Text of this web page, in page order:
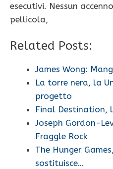
esecutivi. Nessun
pellicola,
Related Posts:
James Wong:
La torre nera, la
progetto
Final Destination,
Joseph Gordon-
Fraggle Rock
The Hunger
sostituisce…